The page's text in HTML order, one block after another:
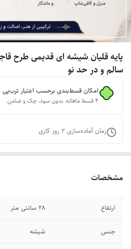
پایه قلیان شیشه ای قدیمی طرح
سالم و در حد نو
امکان قسط‌بندی برحسب اعتبار ترب‌پی
۴ قسط ماهانه. بدون سود، چک و ضامن.
زمان آماده‌سازی 2 روز کاری
مشخصات
ارتفاع ۲۸ سانتی متر
جنس شیشه